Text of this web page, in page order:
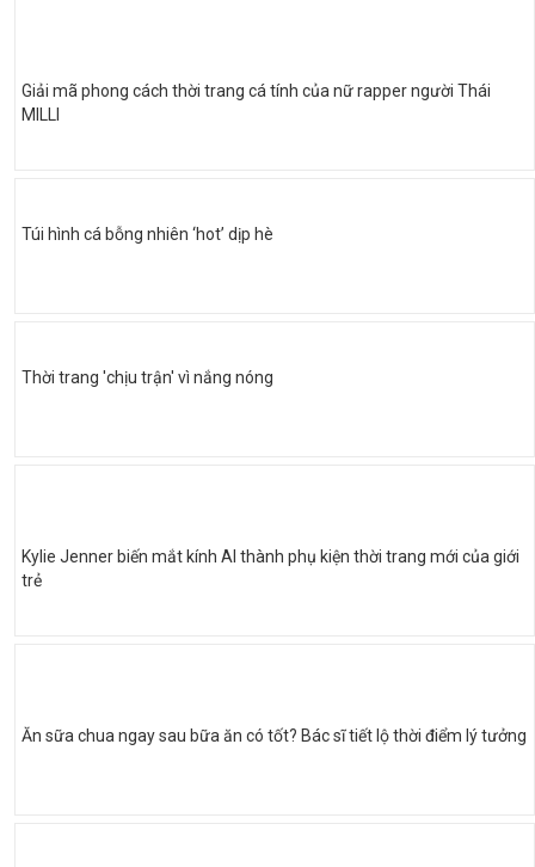
Giải mã phong cách thời trang cá tính của nữ rapper người Thái
MILLI
Túi hình cá bỗng nhiên ‘hot’ dịp hè
Thời trang 'chịu trận' vì nắng nóng
Kylie Jenner biến mắt kính AI thành phụ kiện thời trang mới của giới
trẻ
Ăn sữa chua ngay sau bữa ăn có tốt? Bác sĩ tiết lộ thời điểm lý tưởng